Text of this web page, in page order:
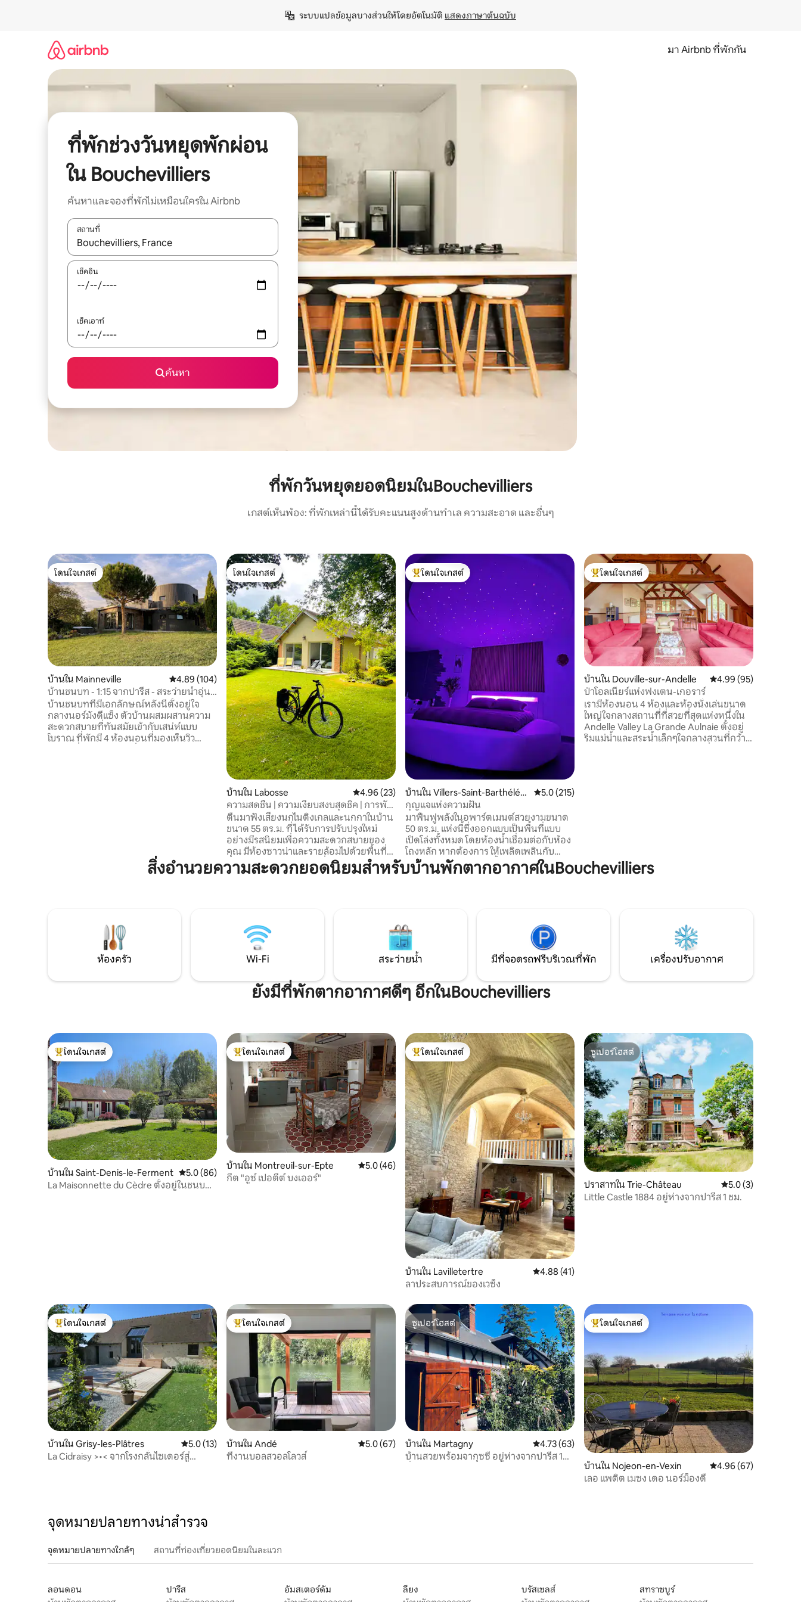
ระบบแปลข้อมูลบางส่วนให้โดยอัตโนมัติ แสดงภาษาต้นฉบับ
มา Airbnb ที่พักกัน
ที่พักช่วงวันหยุดพักผ่อน
ใน Bouchevilliers
ค้นหาและจองที่พักไม่เหมือนใครใน Airbnb
สถานที่
ใช้ลูกศรขึ้นลง หรือใช้การสัมผัสหรือปัด เพื่อสำรวจผลการค้นหา
เช็คอิน
เช็คเอาท์
ค้นหา
ที่พักวันหยุดยอดนิยมในBouchevilliers
เกสต์เห็นพ้อง: ที่พักเหล่านี้ได้รับคะแนนสูงด้านทำเล ความสะอาด และอื่นๆ
โดนใจเกสต์
โดนใจเกสต์
บ้านใน Mainneville คะแนนเฉลี่ย 4.89 จาก 5, 104 รีวิว
4.89 (104)
บ้านชนบท - 1:15 จากปารีส - สระว่ายน้ำอุ่น
และสปา
บ้านชนบทที่มีเอกลักษณ์หลังนี้ตั้งอยู่ใจ
กลางนอร์มังดีแซ็ง ตัวบ้านผสมผสานความ
สะดวกสบายที่ทันสมัยเข้ากับเสน่ห์แบบ
โบราณ ที่พักมี 4 ห้องนอนที่มองเห็นวิว
โดนใจเกสต์
โดนใจเกสต์
บ้านใน Labosse คะแนนเฉลี่ย 4.96 จาก 5, 23 รีวิว
4.96 (23)
ความสดชื่น | ความเงียบสงบสุดชิค | การพัก
ผ่อนท่ามกลางธรรมชาติ
ตื่นมาฟังเสียงนกไนติงเกลและนกกาในบ้าน
ขนาด 55 ตร.ม. ที่ได้รับการปรับปรุงใหม่
อย่างมีรสนิยมเพื่อความสะดวกสบายของ
คุณ มีห้องซาวน่าและรายล้อมไปด้วยพื้นที่สี
เขียวขนาด 4,000 ตร.ม. ที่สวยงาม
เพลิดเพลินกับช่วงเวลาสนุกสนานกับเตาปิ้ง
เปิล ต้นเบิร์ช และต้นสนอายุหลายร้อยปีของ
เราก็ได้ ด้วยความยินดีอย่างยิ่ง
โดนใจเกสต์ที่สุด
โดนใจเกสต์
บ้านใน Villers-Saint-Barthélém
y
คะแนนเฉลี่ย 5.0 จาก 5, 215 รีวิว
5.0 (215)
กุญแจแห่งความฝัน
มาฟื้นฟูพลังในอพาร์ตเมนต์สวยงามขนาด
50 ตร.ม. แห่งนี้ซึ่งออกแบบเป็นพื้นที่แบบ
เปิดโล่งทั้งหมด โดยห้องน้ำเชื่อมต่อกับห้อง
โถงหลัก หากต้องการ ให้เพลิดเพลินกับ
แชมเปญสักแก้วในอ่างน้ำวนและหลับไป
อย่างสบายใจภายใต้ท้องฟ้าที่เต็มไปด้วย
หรือคนเดียวสำหรับช่วงเย็นที่เงียบสงบ หาก
มีคำขอก็ติดต่อเราได้เสมอ
โดนใจเกสต์ที่สุด
โดนใจเกสต์
บ้านใน Douville-sur-Andelle คะแนนเฉลี่ย 4.99 จาก
4.99 (95)
ป่าโอลเนียร์แห่งฟงเตน-เกอราร์
เรามีห้องนอน 4 ห้องและห้องนั่งเล่นขนาด
ใหญ่ใจกลางสถานที่ที่สวยที่สุดแห่งหนึ่งใน
Andelle Valley La Grande Aulnaie ตั้งอยู่
ริมแม่น้ำและสระน้ำเล็กๆใจกลางสวนที่กว้าง
สิ่งอำนวยความสะดวกยอดนิยมสำหรับบ้านพักตากอากาศในBouchevilliers
ห้องครัว Wi-Fi สระว่ายน้ำ มีที่จอดรถฟรีบริเวณที่พัก เครื่องปรับอากาศ
ยังมีที่พักตากอากาศดีๆ อีกในBouchevilliers
โดนใจเกสต์ที่สุด
โดนใจเกสต์
บ้านใน Saint-Denis-le-Ferment คะแนนเฉลี่ย 5.0 จาก 5, 86 รีวิว
5.0 (86)
La Maisonnette du Cèdre ตั้งอยู่ในชนบท
โดนใจเกสต์ที่สุด
โดนใจเกสต์
บ้านใน Montreuil-sur-Epte คะแนนเฉลี่ย 5.0 จาก 5, 46 รีวิว
5.0 (46)
กีต "อูซ์ เปอตีต์ บงเออร์"
โดนใจเกสต์ที่สุด
โดนใจเกสต์
บ้านใน Lavilletertre คะแนนเฉลี่ย 4.88 จาก 5, 41 รีวิว
4.88 (41)
ลาประสบการณ์ของเวซ็ง
ซูเปอร์โฮสต์
ซูเปอร์โฮสต์
ปราสาทใน Trie-Château คะแนนเฉลี่ย 5.0 จา
5.0 (3)
Little Castle 1884 อยู่ห่างจากปารีส 1 ชม.
โดนใจเกสต์ที่สุด
โดนใจเกสต์
บ้านใน Grisy-les-Plâtres คะแนนเฉลี่ย 5.0 จาก 5, 13 รีวิว
5.0 (13)
La Cidraisy >•< จากโรงกลั่นไซเดอร์สู่
โดนใจเกสต์ที่สุด
โดนใจเกสต์
บ้านใน Andé คะแนนเฉลี่ย 5.0 จาก 5, 67 รีวิว
5.0 (67)
ที่งานบอลสวอลโลวส์
ซูเปอร์โฮสต์
ซูเปอร์โฮสต์
บ้านใน Martagny คะแนนเฉลี่ย 4.73 จาก 5, 63 รีวิว
4.73 (63)
บ้านสวยพร้อมจากุซซี่ อยู่ห่างจากปารีส 1
โดนใจเกสต์ที่สุด
โดนใจเกสต์
บ้านใน Nojeon-en-Vexin คะแนนเฉลี่ย 4.96 จาก
4.96 (67)
เลอ แพติต เมซง เดอ นอร์ม็องดี
จุดหมายปลายทางน่าสำรวจ
จุดหมายปลายทางใกล้ๆ สถานที่ท่องเที่ยวยอดนิยมในละแวก
ลอนดอน
ปารีส
อัมสเตอร์ดัม
ลียง
บรัสเซลส์
สทราซบูร์